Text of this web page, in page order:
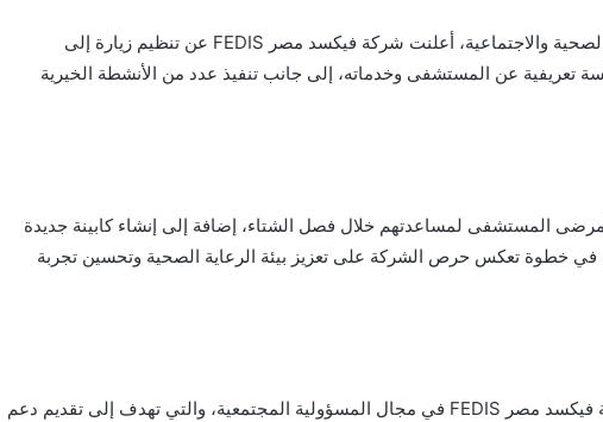
في إطار التزامها بدعم المبادرات الصحية والاجتماعية، أعلنت شركة فيكسد مصر FEDIS عن تنظيم زيارة إلى
تعريفية عن المستشفى وخدماته، إلى جانب تنفيذ عدد من الأنشطة الخيرية
المستشفى لمساعدتهم خلال فصل الشتاء، إضافة إلى إنشاء كابينة جديدة
في خطوة تعكس حرص الشركة على تعزيز بيئة الرعاية الصحية وتحسين تجربة
تأتي هذه الخطوة ضمن استراتيجية فيكسد مصر FEDIS في مجال المسؤولية المجتمعية، والتي تهدف إلى تقديم دعم